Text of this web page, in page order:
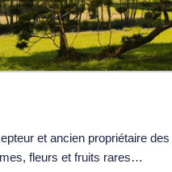
et ancien propriétaire des
fleurs et fruits rares…